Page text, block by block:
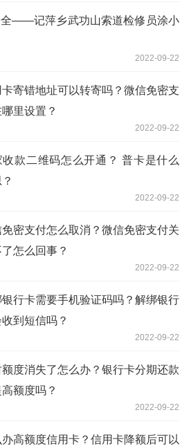
——记萍乡武功山索道检修员涂小
2022-09-22
寄错地址可以转寄吗？微信免密支
里设置？
2022-09-22
收款二维码怎么开通？ 普卡是什么
2022-09-22
密支付怎么取消？微信免密支付关
怎么回事？
2022-09-22
行卡需要手机验证码吗？解绑银行
到短信吗？
2022-09-22
额度消失了怎么办？银行卡分期还款
额度吗？
2022-09-22
高额度信用卡？信用卡降额后可以